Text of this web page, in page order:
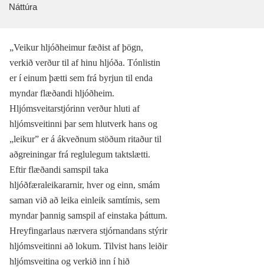
Náttúra
„Veikur hljóðheimur fæðist af þögn,
verkið verður til af hinu hljóða. Tónlistin
er í einum þætti sem frá byrjun til enda
myndar flæðandi hljóðheim.
Hljómsveitarstjórinn verður hluti af
hljómsveitinni þar sem hlutverk hans og
„leikur” er á ákveðnum stöðum ritaður til
aðgreiningar frá reglulegum taktslætti.
Eftir flæðandi samspil taka
hljóðfæraleikararnir, hver og einn, smám
saman við að leika einleik samtímis, sem
myndar þannig samspil af einstaka þáttum.
Hreyfingarlaus nærvera stjórnandans stýrir
hljómsveitinni að lokum. Tilvist hans leiðir
hljómsveitina og verkið inn í hið